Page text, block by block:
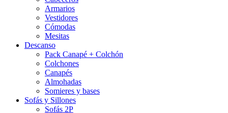
Armarios
Vestidores
Cómodas
Mesitas
Descanso
Pack Canapé + Colchón
Colchones
Canapés
Almohadas
Somieres y bases
Sofás y Sillones
Sofás 2P